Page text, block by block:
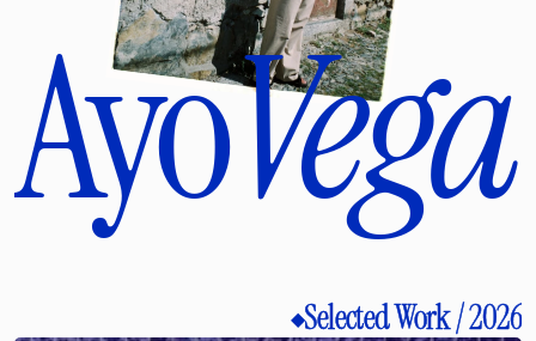
AyoVega
◆Selected Work / 2026